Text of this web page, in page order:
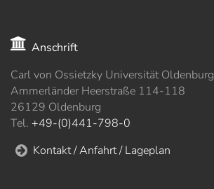
Anschrift
Carl von Ossietzky Universität Oldenburg
Ammerländer Heerstraße 114-118
26129 Oldenburg
Tel. +49-(0)441-798-0
Kontakt / Anfahrt / Lageplan